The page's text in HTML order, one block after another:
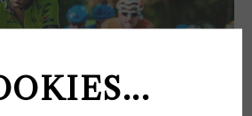
Braunstein Series